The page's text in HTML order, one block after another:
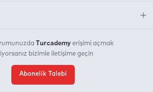
Turcademy erişimi açmak
bizimle iletişime geçin
Abonelik Talebi